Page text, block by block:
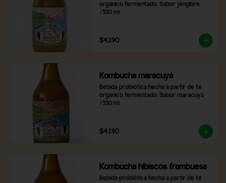
orgánico fermentado. Sabor jengibre
/330 ml
$4.190
Kombucha maracuyá
Bebida probiótica hecha a partir de té
orgánico fermentado. Sabor maracuyá
/330 ml
$4.190
Kombucha hibiscos frambuesa
Bebida probiótica hecha a partir de té